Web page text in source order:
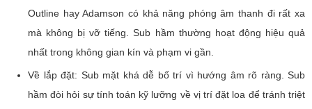
Outline hay Adamson có khả năng phóng âm thanh đi rất xa
mà không bị vỡ tiếng. Sub hầm thường hoạt động hiệu quả
nhất trong không gian kín và phạm vi gần.
Về lắp đặt: Sub mặt khá dễ bố trí vì hướng âm rõ ràng. Sub
hầm đòi hỏi sự tính toán kỹ lưỡng về vị trí đặt loa để tránh triệt